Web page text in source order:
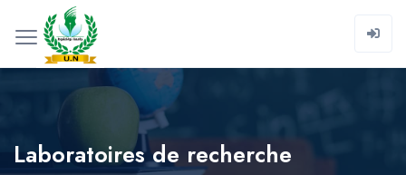
Laboratoires de recherche